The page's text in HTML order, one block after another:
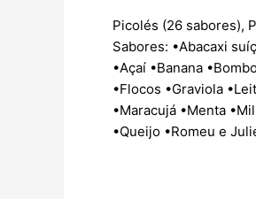
Picolés (26 sabores),
Sabores: •Abacaxi
•Açaí •Banana
•Flocos •Graviola
•Maracujá •Menta
•Queijo •Romeu e